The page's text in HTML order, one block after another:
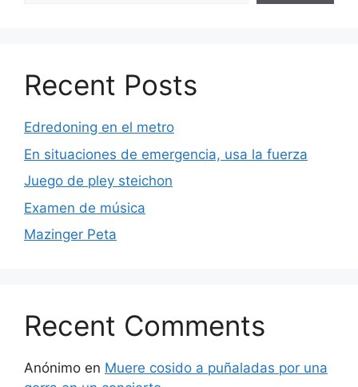
Recent Posts
Edredoning en el metro
En situaciones de emergencia, usa la fuerza
Juego de pley steichon
Examen de música
Mazinger Peta
Recent Comments
Anónimo en Muere cosido a puñaladas por una